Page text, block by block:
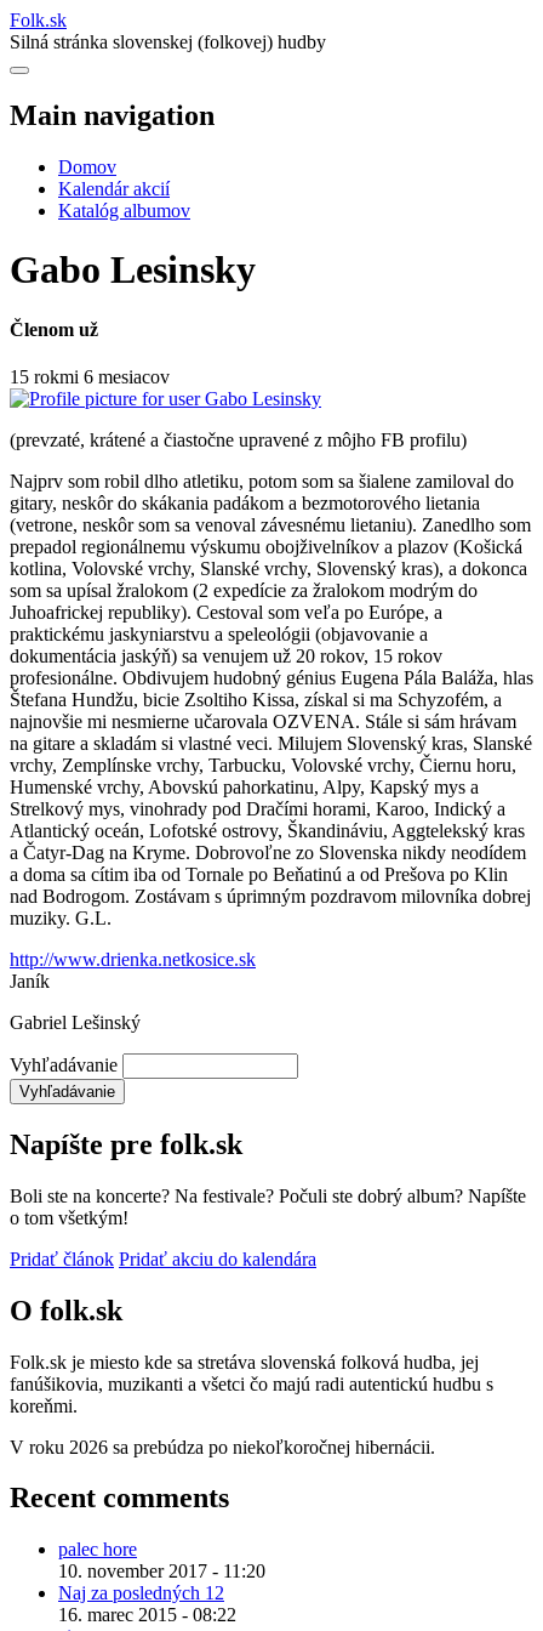
Folk.sk
Silná stránka slovenskej (folkovej) hudby
Main navigation
Domov
Kalendár akcií
Katalóg albumov
Gabo Lesinsky
Členom už
15 rokmi 6 mesiacov
(prevzaté, krátené a čiastočne upravené z môjho FB profilu)
Najprv som robil dlho atletiku, potom som sa šialene zamiloval do
gitary, neskôr do skákania padákom a bezmotorového lietania
(vetrone, neskôr som sa venoval závesnému lietaniu). Zanedlho som
prepadol regionálnemu výskumu obojživelníkov a plazov (Košická
kotlina, Volovské vrchy, Slanské vrchy, Slovenský kras), a dokonca
som sa upísal žralokom (2 expedície za žralokom modrým do
Juhoafrickej republiky). Cestoval som veľa po Európe, a
praktickému jaskyniarstvu a speleológii (objavovanie a
dokumentácia jaskýň) sa venujem už 20 rokov, 15 rokov
profesionálne. Obdivujem hudobný génius Eugena Pála Baláža, hlas
Štefana Hundžu, bicie Zsoltiho Kissa, získal si ma Schyzofém, a
najnovšie mi nesmierne učarovala OZVENA. Stále si sám hrávam
na gitare a skladám si vlastné veci. Milujem Slovenský kras, Slanské
vrchy, Zemplínske vrchy, Tarbucku, Volovské vrchy, Čiernu horu,
Humenské vrchy, Abovskú pahorkatinu, Alpy, Kapský mys a
Strelkový mys, vinohrady pod Dračími horami, Karoo, Indický a
Atlantický oceán, Lofotské ostrovy, Škandináviu, Aggtelekský kras
a Čatyr-Dag na Kryme. Dobrovoľne zo Slovenska nikdy neodídem
a doma sa cítim iba od Tornale po Beňatinú a od Prešova po Klin
nad Bodrogom. Zostávam s úprimným pozdravom milovníka dobrej
muziky. G.L.
http://www.drienka.netkosice.sk
Janík
Gabriel Lešinský
Vyhľadávanie
Napíšte pre folk.sk
Boli ste na koncerte? Na festivale? Počuli ste dobrý album? Napíšte
o tom všetkým!
Pridať článok Pridať akciu do kalendára
O folk.sk
Folk.sk je miesto kde sa stretáva slovenská folková hudba, jej
fanúšikovia, muzikanti a všetci čo majú radi autentickú hudbu s
koreňmi.
V roku 2026 sa prebúdza po niekoľkoročnej hibernácii.
Recent comments
palec hore
10. november 2017 - 11:20
Naj za posledných 12
16. marec 2015 - 08:22